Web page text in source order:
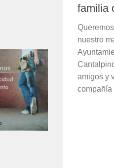
familia
nuestro
amigos y
compañía